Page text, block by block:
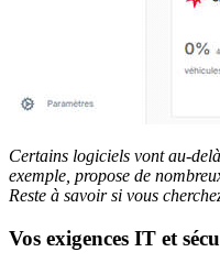
Certains logiciels vont au-
exemple, propose de
Reste à savoir si vous
Vos exigences IT et